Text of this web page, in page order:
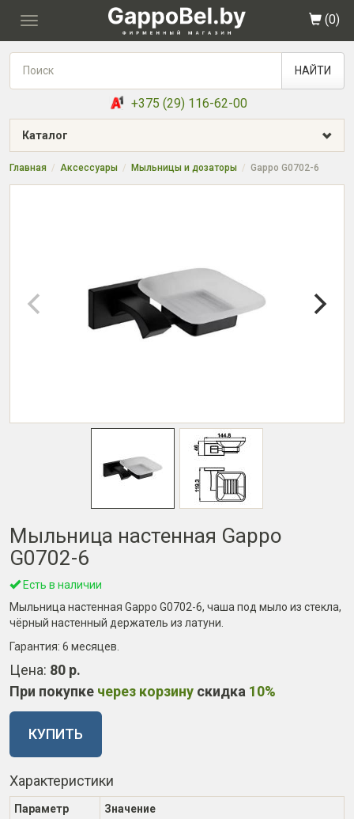
Toggle
(0)
НАЙТИ
+375 (29) 116-62-00
Каталог
Главная Аксессуары Мыльницы и дозаторы Gappo G0702-6
Мыльница настенная Gappo
G0702-6
Есть в наличии
Мыльница настенная Gappo G0702-6, чаша под мыло из стекла,
чёрный настенный держатель из латуни.
Гарантия: 6 месяцев
Цена: 80 р.
При покупке через корзину скидка 10%
КУПИТЬ
Характеристики
Параметр
Значение